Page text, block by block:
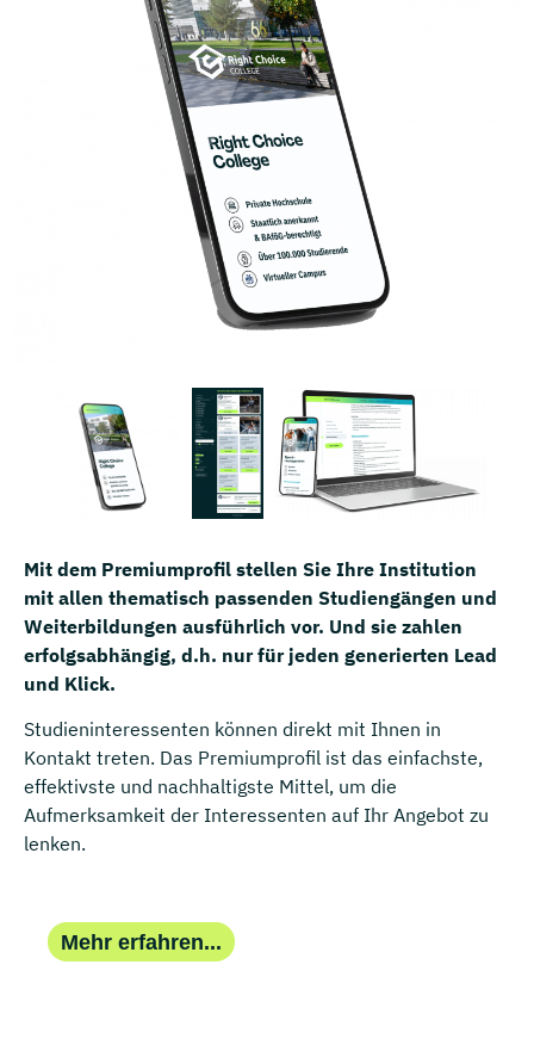
Mit dem Premiumprofil stellen Sie Ihre Institution
mit allen thematisch passenden Studiengängen und
Weiterbildungen ausführlich vor. Und sie zahlen
erfolgsabhängig, d.h. nur für jeden generierten Lead
und Klick.
Studieninteressenten können direkt mit Ihnen in
Kontakt treten. Das Premiumprofil ist das einfachste,
effektivste und nachhaltigste Mittel, um die
Aufmerksamkeit der Interessenten auf Ihr Angebot zu
lenken.
Mehr erfahren...